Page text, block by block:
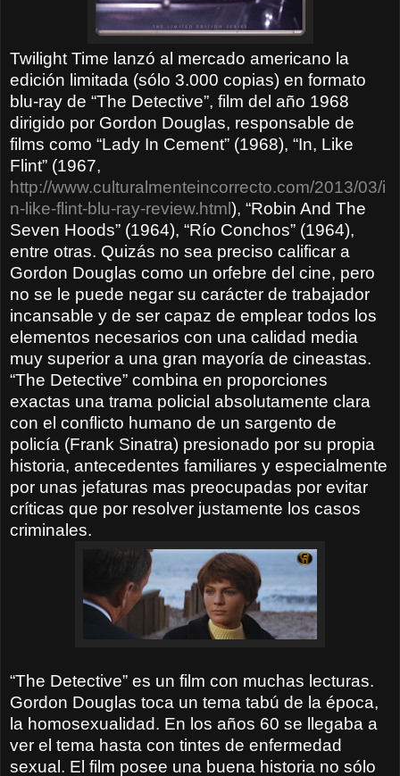
Twilight Time lanzó al mercado americano la
edición limitada (sólo 3.000 copias) en formato
blu-ray de “The Detective”, film del año 1968
dirigido por Gordon Douglas, responsable de
films como “Lady In Cement” (1968), “In, Like
Flint” (1967,
http://www.culturalmenteincorrecto.com/2013/03/i
n-like-flint-blu-ray-review.html), “Robin And The
Seven Hoods” (1964), “Río Conchos” (1964),
entre otras. Quizás no sea preciso calificar a
Gordon Douglas como un orfebre del cine, pero
no se le puede negar su carácter de trabajador
incansable y de ser capaz de emplear todos los
elementos necesarios con una calidad media
muy superior a una gran mayoría de cineastas.
“The Detective” combina en proporciones
exactas una trama policial absolutamente clara
con el conflicto humano de un sargento de
policía (Frank Sinatra) presionado por su propia
historia, antecedentes familiares y especialmente
por unas jefaturas mas preocupadas por evitar
críticas que por resolver justamente los casos
criminales.
“The Detective” es un film con muchas lecturas.
Gordon Douglas toca un tema tabú de la época,
la homosexualidad. En los años 60 se llegaba a
ver el tema hasta con tintes de enfermedad
sexual. El film posee una buena historia no sólo